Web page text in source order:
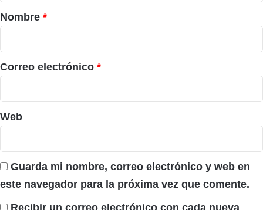
r
i
o
*
Nombre *
Correo electrónico *
Web
Guarda mi nombre, correo electrónico y web en
este navegador para la próxima vez que comente.
Recibir un correo electrónico con cada nueva